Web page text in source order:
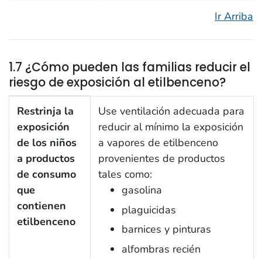
Ir Arriba
1.7 ¿Cómo pueden las familias reducir el
riesgo de exposición al etilbenceno?
Restrinja la
exposición
de los niños
a productos
de consumo
que
contienen
etilbenceno
Use ventilación adecuada para
reducir al mínimo la exposición
a vapores de etilbenceno
provenientes de productos
tales como:
gasolina
plaguicidas
barnices y pinturas
alfombras recién